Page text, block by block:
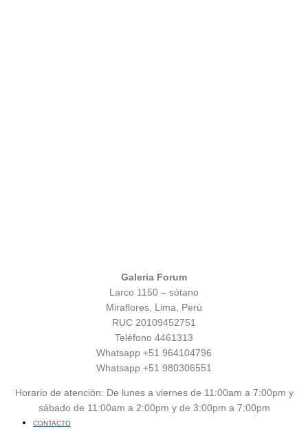
Galeria Forum
Larco 1150 – sótano
Miraflores, Lima, Perú
RUC 20109452751
Teléfono 4461313
Whatsapp +51 964104796
Whatsapp +51 980306551
Horario de atención: De lunes a viernes de 11:00am a 7:00pm y
sábado de 11:00am a 2:00pm y de 3:00pm a 7:00pm
CONTACTO